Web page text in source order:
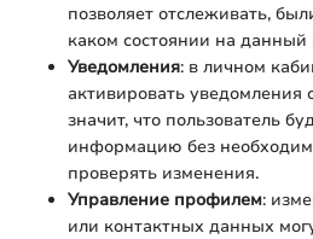
позволяет отслеживать,
каком состоянии на данный
Уведомления: в личном
активировать уведомления
значит, что пользователь
информацию без
проверять изменения.
Управление профилем:
или контактных данных